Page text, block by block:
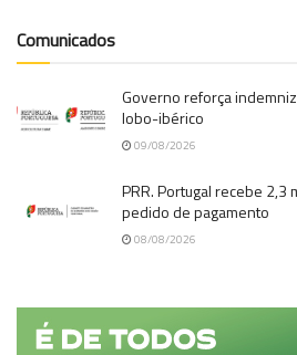
Comunicados
Governo reforça
lobo-ibérico
09/08/2026
PRR. Portugal recebe 2,3
pedido de pagamento
08/08/2026